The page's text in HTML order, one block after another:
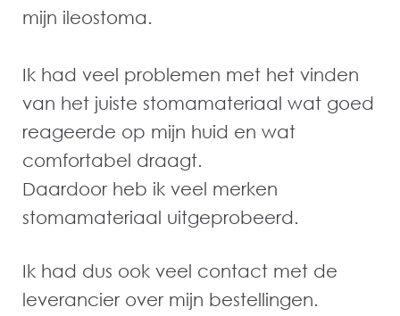
mijn ileostoma.
Ik had veel problemen met het vinden
van het juiste stomamateriaal wat goed
reageerde op mijn huid en wat
comfortabel draagt.
Daardoor heb ik veel merken
stomamateriaal uitgeprobeerd.
Ik had dus ook veel contact met de
leverancier over mijn bestellingen.